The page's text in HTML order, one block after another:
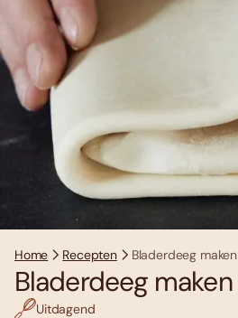
Home Recepten Bladerdeeg maken
Bladerdeeg maken
Uitdagend